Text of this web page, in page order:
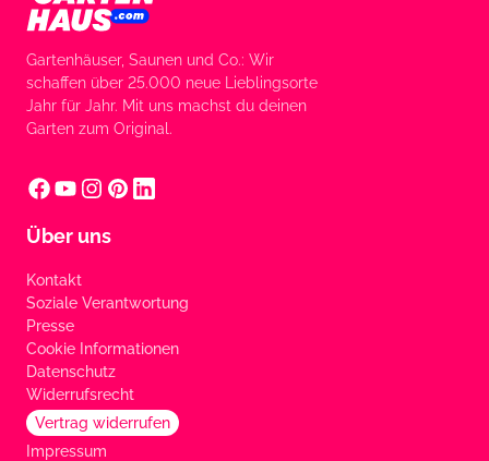
Gartenhäuser, Saunen und Co.: Wir
schaffen über 25.000 neue Lieblingsorte
Jahr für Jahr. Mit uns machst du deinen
Garten zum Original.
Über uns
Kontakt
Soziale Verantwortung
Presse
Cookie Informationen
Datenschutz
Widerrufsrecht
Vertrag widerrufen
Impressum